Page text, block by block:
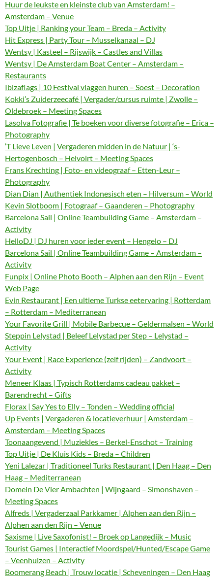
Huur de leukste en kleinste club van Amsterdam! –
Amsterdam – Venue
Top Uitje | Ranking your Team – Breda – Activity
Hit Express | Party Tour – Musselkanaal – DJ
Wentsy | Kasteel – Rijswijk – Castles and Villas
Wentsy | De Amsterdam Boat Center – Amsterdam –
Restaurants
Ibizaflags | 10 Festival vlaggen huren – Soest – Decoration
Kokki’s Zuiderzeecafé | Vergader/cursus ruimte | Zwolle –
Oldebroek – Meeting Spaces
Lasolva Fotografie | Te boeken voor diverse fotografie – Erica –
Photography
‘T Lieve Leven | Vergaderen midden in de Natuur | ‘s-
Hertogenbosch – Helvoirt – Meeting Spaces
Frans Krechting | Foto- en videograaf – Etten-Leur –
Photography
Dian Dian | Authentiek Indonesisch eten – Hilversum – World
Kevin Slotboom | Fotograaf – Gaanderen – Photography
Barcelona Sail | Online Teambuilding Game – Amsterdam –
Activity
HelloDJ | DJ huren voor ieder event – Hengelo – DJ
Barcelona Sail | Online Teambuilding Game – Amsterdam –
Activity
Funpix | Online Photo Booth – Alphen aan den Rijn – Event
Web Page
Evin Restaurant | Een ultieme Turkse eetervaring | Rotterdam
– Rotterdam – Mediterranean
Your Favorite Grill | Mobile Barbecue – Geldermalsen – World
Steppin Lelystad | Beleef Lelystad per Step – Lelystad –
Activity
Your Event | Race Experience (zelf rijden) – Zandvoort –
Activity
Meneer Klaas | Typisch Rotterdams cadeau pakket –
Barendrecht – Gifts
Florax | Say Yes to Elly – Tonden – Wedding official
Up Events | Vergaderen & locatieverhuur | Amsterdam –
Amsterdam – Meeting Spaces
Toonaangevend | Muziekles – Berkel-Enschot – Training
Top Uitje | De Kluis Kids – Breda – Children
Yeni Lalezar | Traditioneel Turks Restaurant | Den Haag – Den
Haag – Mediterranean
Domein De Vier Ambachten | Wijngaard – Simonshaven –
Meeting Spaces
Alfreds | Vergaderzaal Parkkamer | Alphen aan den Rijn –
Alphen aan den Rijn – Venue
Saxisme | Live Saxofonist! – Broek op Langedijk – Music
Tourist Games | Interactief Moordspel/Hunted/Escape Game
– Veenhuizen – Activity
Boomerang Beach | Trouw locatie | Scheveningen – Den Haag